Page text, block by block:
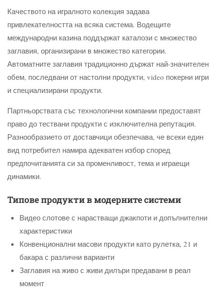
Качеството на игралното колекция задава
привлекателността на всяка система. Водещите
международни казина поддържат каталози с множество
заглавия, организирани в множество категории.
Автоматните заглавия традиционно държат най-значителен
обем, последвани от настолни продукти, video покерни игри
и специализирани продукти.
Партньорствата със технологични компании предоставят
право до тествани продукти с изключителна репутация.
Разнообразието от доставчици обезпечава, че всеки един
вид потребител намира адекватен избор според
предпочитанията си за променливост, тема и играещи
динамики.
Типове продукти в модерните системи
Видео слотове с нарастващи джакпоти и допълнителни
характеристики
Конвенционални масови продукти като рулетка, 21 и
бакара с различни варианти
Заглавия на живо с живи дилъри предавани в реал
момент